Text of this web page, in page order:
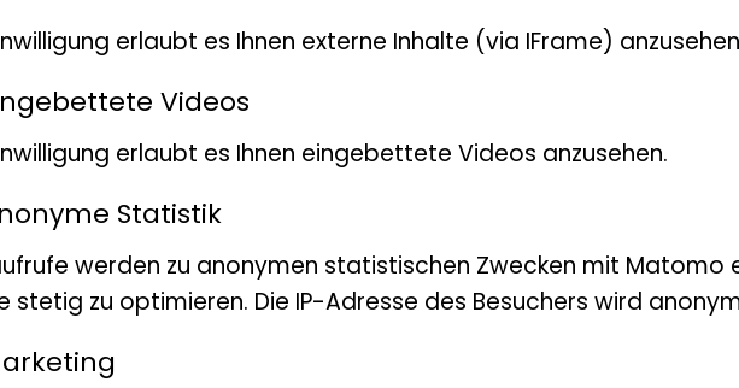
Studie haben Forschende des LIB, der
der Universität Bonn untersucht, wie sich die
der Nutzpflanzen sowie der Einsatz von
– jeweils in unterschiedlichen Kombinationen
Faktoren – auf die Biodiversität von
Außerdem wurde der Aufwuchs von Unkräutern und
der Nutzpflanzen gemessen.
zeigten, dass eine höhere Nutzpflanzen-Diversität
einen positiven Effekt auf die Menge und
erlaubt es Ihnen externe Inhalte (via IFrame)
Videos
erlaubt es Ihnen eingebettete Videos anzusehen.
Statistik
werden zu anonymen statistischen Zwecken mit Matomo
stetig zu optimieren. Die IP-Adresse des Besuchers wird